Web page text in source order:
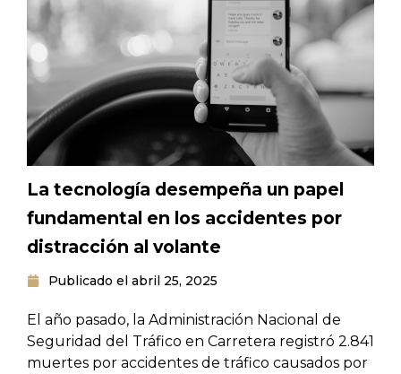
La tecnología desempeña un papel
fundamental en los accidentes por
distracción al volante
Publicado el abril 25, 2025
El año pasado, la Administración Nacional de
Seguridad del Tráfico en Carretera registró 2.841
muertes por accidentes de tráfico causados por